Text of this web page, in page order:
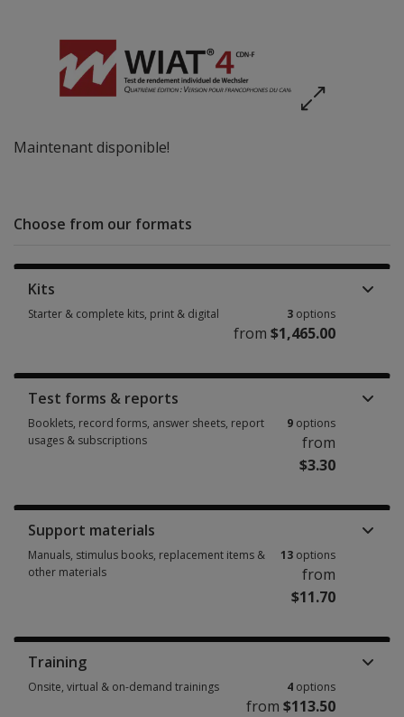
Maintenant disponible!
Choose from our formats
Kits
Starter & complete kits, print & digital 3 options
from $1,465.00
Test forms & reports
Booklets, record forms, answer sheets, report
usages & subscriptions
9 options
from
$3.30
Support materials
Manuals, stimulus books, replacement items &
other materials
13 options
from
$11.70
Training
Onsite, virtual & on-demand trainings 4 options
from $113.50